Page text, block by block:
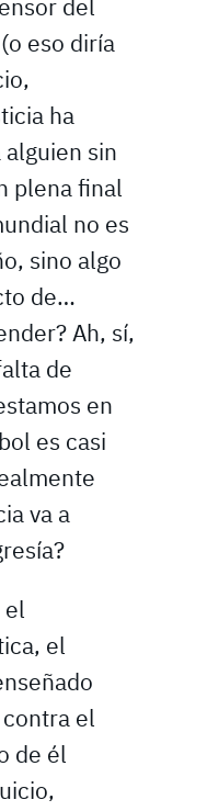
del
eso diría
ha
sin
plena final
no es
sino algo
de…
Ah, sí,
de
en
es casi
va a
el
el
el
de él